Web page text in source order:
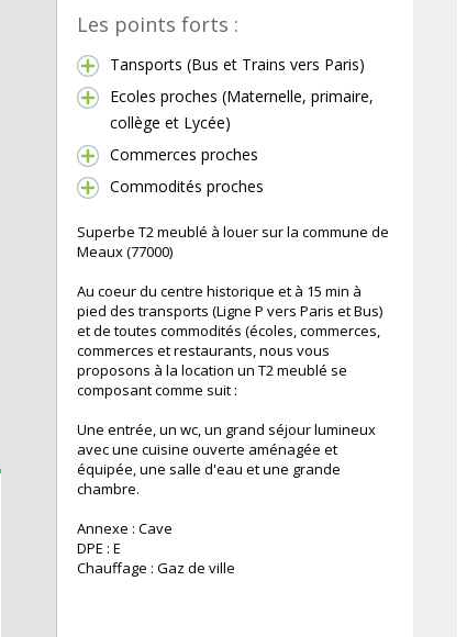
Les points forts :
Tansports (Bus et Trains vers Paris)
Ecoles proches (Maternelle, primaire,
collège et Lycée)
Commerces proches
Commodités proches
Superbe T2 meublé à louer sur la commune de
Meaux (77000)
Au coeur du centre historique et à 15 min à
pied des transports (Ligne P vers Paris et Bus)
et de toutes commodités (écoles, commerces,
commerces et restaurants, nous vous
proposons à la location un T2 meublé se
composant comme suit :
Une entrée, un wc, un grand séjour lumineux
avec une cuisine ouverte aménagée et
équipée, une salle d'eau et une grande
chambre.
Annexe : Cave
DPE : E
Chauffage : Gaz de ville